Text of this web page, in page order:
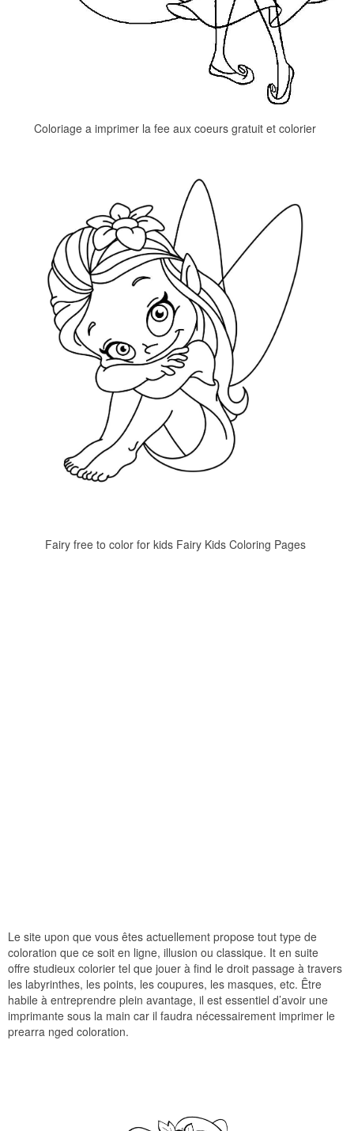
Coloriage a imprimer la fee aux coeurs gratuit et colorier
Fairy free to color for kids Fairy Kids Coloring Pages
Le site upon que vous êtes actuellement propose tout type de
coloration que ce soit en ligne, illusion ou classique. It en suite
offre studieux colorier tel que jouer à find le droit passage à travers
les labyrinthes, les points, les coupures, les masques, etc. Être
habile à entreprendre plein avantage, il est essentiel d’avoir une
imprimante sous la main car il faudra nécessairement imprimer le
prearra nged coloration.